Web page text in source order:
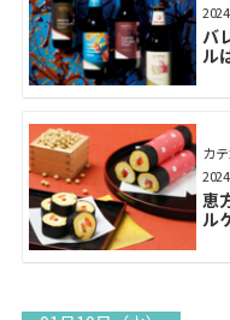
バ
ル
カ
恵
ル